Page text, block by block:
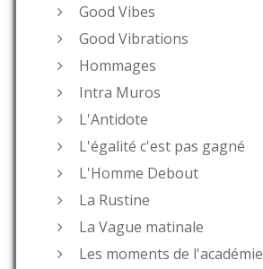
Good Vibes
Good Vibrations
Hommages
Intra Muros
L'Antidote
L'égalité c'est pas gagné
L'Homme Debout
La Rustine
La Vague matinale
Les moments de l'académie